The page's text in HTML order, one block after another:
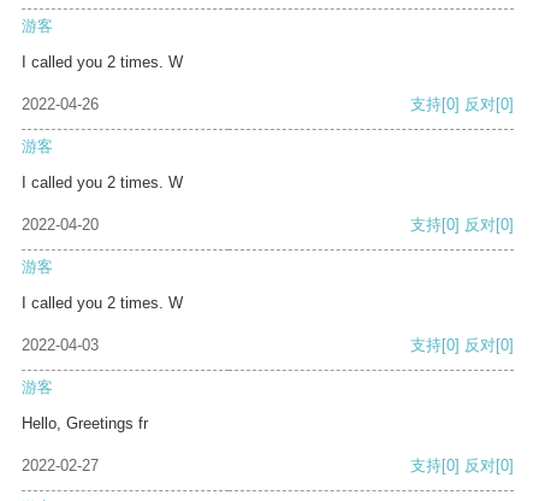
游客
I called you 2 times. W
2022-04-26 支持[0] 反对[0]
游客
I called you 2 times. W
2022-04-20 支持[0] 反对[0]
游客
I called you 2 times. W
2022-04-03 支持[0] 反对[0]
游客
Hello, Greetings fr
2022-02-27 支持[0] 反对[0]